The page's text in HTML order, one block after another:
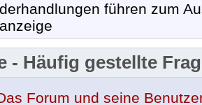
führen zum
- Häufig gestellte
Forum und seine